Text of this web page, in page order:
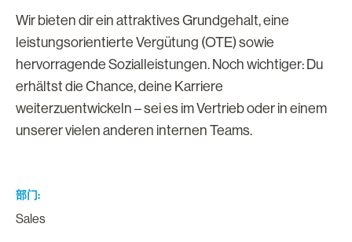
Wir bieten dir ein attraktives Grundgehalt, eine
leistungsorientierte Vergütung (OTE) sowie
hervorragende Sozialleistungen. Noch wichtiger: Du
erhältst die Chance, deine Karriere
weiterzuentwickeln – sei es im Vertrieb oder in einem
unserer vielen anderen internen Teams.
部门
Sales